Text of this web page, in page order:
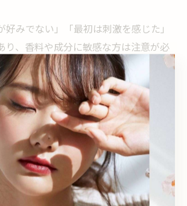
好みでない」「最初は刺激を感じた」
り、香料や成分に敏感な方は注意が必
塗布方法を調整することで、不快感を
あります。
ては、洗顔後すぐの清潔な肌に適量を
るのがポイントです。摩擦を避け、肌
用頻度を調整することで、自分に合っ
けることができます。